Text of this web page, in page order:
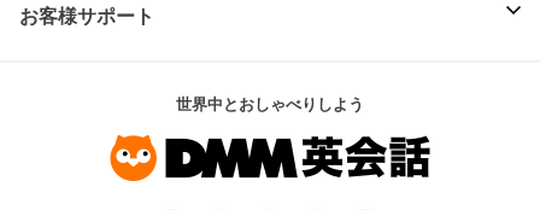
お客様サポート
世界中とおしゃべりしよう